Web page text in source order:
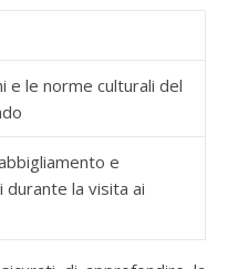
e le norme culturali del
e
la visita ai